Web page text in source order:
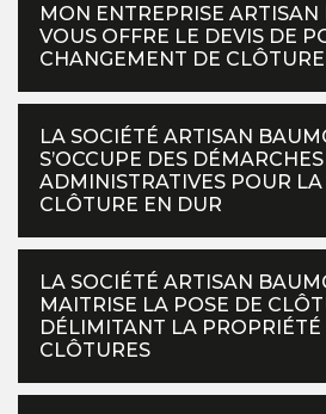
MON ENTREPRISE
VOUS OFFRE LE DEVIS DE
CHANGEMENT DE
LA SOCIÉTÉ ARTISAN
S’OCCUPE DES DÉMARCHES
ADMINISTRATIVES POUR
CLÔTURE EN DUR
LA SOCIÉTÉ ARTISAN
MAITRISE LA POSE DE
DÉLIMITANT LA PROPRIÉTÉ
CLÔTURES